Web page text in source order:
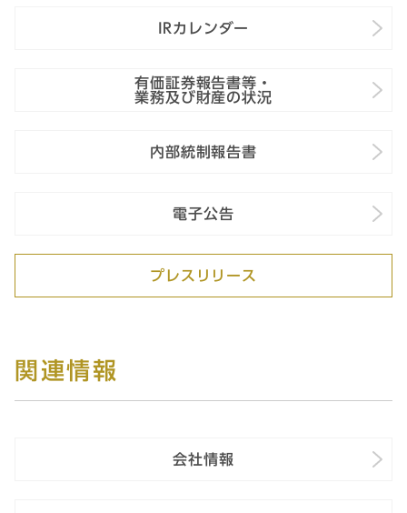
IRカレンダー
有価証券報告書等・
業務及び財産の状況
内部統制報告書
電子公告
プレスリリース
関連情報
会社情報